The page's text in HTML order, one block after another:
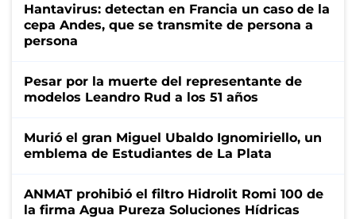
Hantavirus: detectan en Francia un caso de la
cepa Andes, que se transmite de persona a
persona
Pesar por la muerte del representante de
modelos Leandro Rud a los 51 años
Murió el gran Miguel Ubaldo Ignomiriello, un
emblema de Estudiantes de La Plata
ANMAT prohibió el filtro Hidrolit Romi 100 de
la firma Agua Pureza Soluciones Hídricas